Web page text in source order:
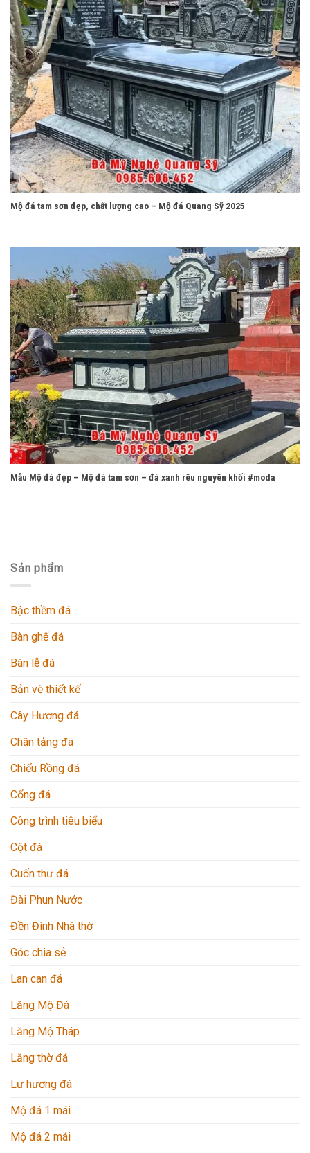
Mộ đá tam sơn đẹp, chất lượng cao – Mộ đá Quang Sỹ 2025
Mẫu Mộ đá đẹp – Mộ đá tam sơn – đá xanh rêu nguyên khối #moda
Sản phẩm
Bậc thềm đá
Bàn ghế đá
Bàn lễ đá
Bản vẽ thiết kế
Cây Hương đá
Chân tảng đá
Chiếu Rồng đá
Cổng đá
Công trình tiêu biểu
Cột đá
Cuốn thư đá
Đài Phun Nước
Đền Đình Nhà thờ
Góc chia sẻ
Lan can đá
Lăng Mộ Đá
Lăng Mộ Tháp
Lăng thờ đá
Lư hương đá
Mộ đá 1 mái
Mộ đá 2 mái